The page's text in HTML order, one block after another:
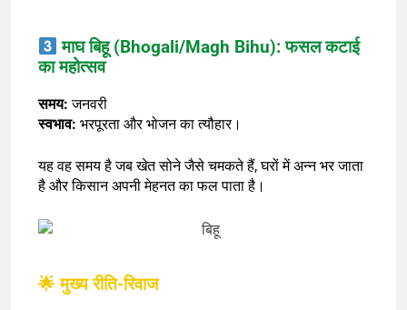
माघ बिहू (Bhogali/Magh Bihu): फसल कटाई
का महोत्सव
समय: जनवरी
स्वभाव: भरपूरता और भोजन का त्यौहार।
यह वह समय है जब खेत सोने जैसे चमकते हैं, घरों में अन्न भर जाता
है और किसान अपनी मेहनत का फल पाता है।
🌟 मुख्य रीति-रिवाज